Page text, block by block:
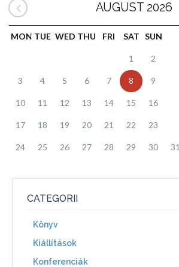
AUGUST 2026
MON TUE WED THU FRI SAT SUN
1 2
3 4 5 6 7 8 9
10 11 12 13 14 15 16
17 18 19 20 21 22 23
24 25 26 27 28 29 30 31
CATEGORII
Könyv
Kiállítások
Konferenciák